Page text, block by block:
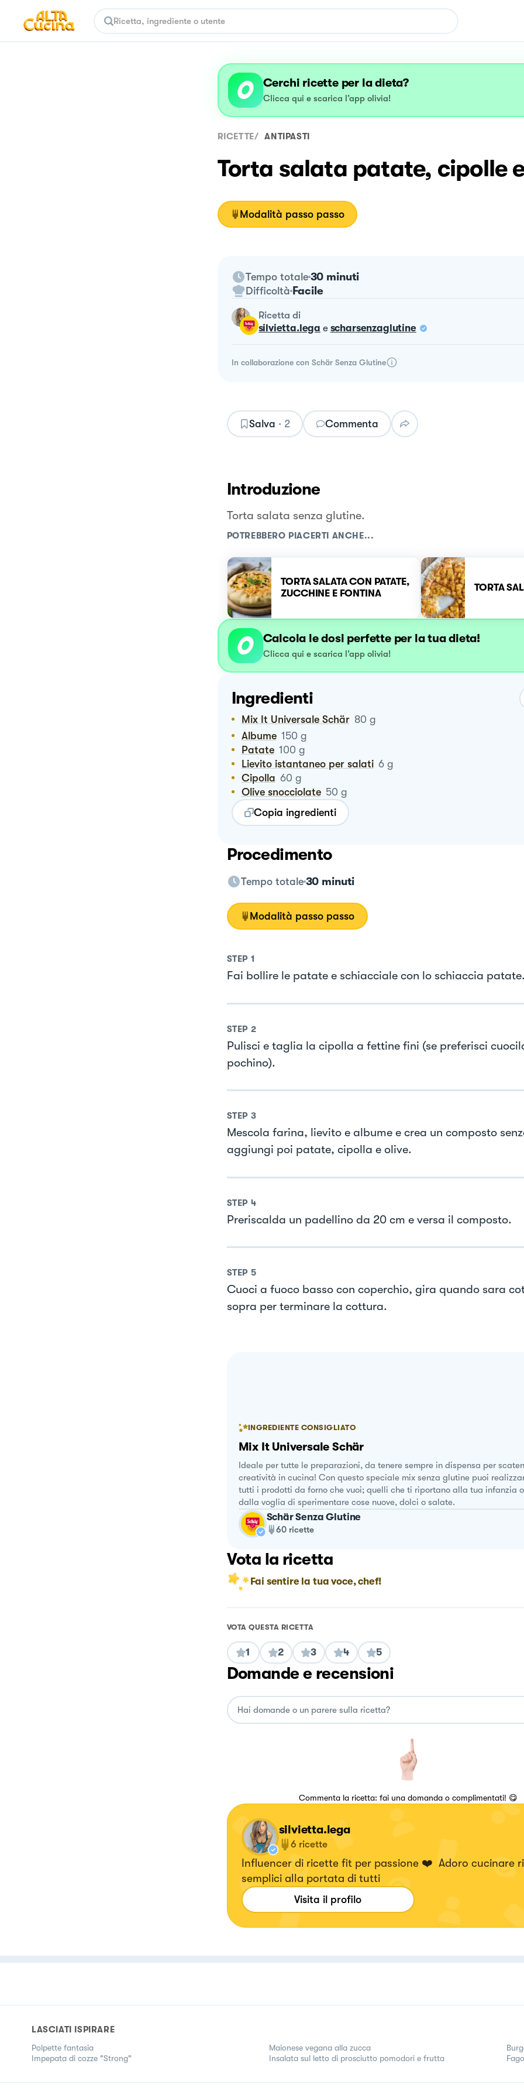
Cerchi ricette per la dieta?
Clicca qui e scarica l’app olivia!
RICETTE/ ANTIPASTI
Torta salata patate, cipolle
Modalità passo passo
Tempo totale 30 minuti
Difficoltà Facile
ricetta di
silvietta.lega e scharsenzaglutine
In collaborazione con Schär Senza Glutine
Salva · 2 Commenta
Introduzione
Torta salata senza glutine.
POTREBBERO PIACERTI ANCHE...
TORTA SALATA CON PATATE,
ZUCCHINE E FONTINA
TORTA
Calcola le dosi perfette per la tua dieta!
Clicca qui e scarica l’app olivia!
Ingredienti
Mix It Universale Schär 80 g
Albume 150 g
Patate 100 g
Lievito istantaneo per salati 6 g
Cipolla 60 g
Olive snocciolate 50 g
Copia ingredienti
Procedimento
Tempo totale 30 minuti
Modalità passo passo
STEP 1
Fai bollire le patate e schiacciale con lo schiaccia patate.
STEP 2
Pulisci e taglia la cipolla a fettine fini (se preferisci
pochino).
STEP 3
Mescola farina, lievito e albume e crea un composto
aggiungi poi patate, cipolla e olive.
STEP 4
Preriscalda un padellino da 20 cm e versa il composto.
STEP 5
Cuoci a fuoco basso con coperchio, gira quando sara
sopra per terminare la cottura.
INGREDIENTE CONSIGLIATO
Mix It Universale Schär
Ideale per tutte le preparazioni, da tenere sempre in dispensa per
creatività in cucina! Con questo speciale mix senza glutine puoi
tutti i prodotti da forno che vuoi; quelli che ti riportano alla tua infanzia
dalla voglia di sperimentare cose nuove, dolci o salate.
Schär Senza Glutine
60 ricette
Vota la ricetta
Fai sentire la tua voce, chef!
VOTA QUESTA RICETTA
1 2 3 4 5
Domande e recensioni
Commenta la ricetta: fai una domanda o complimentati! 😋
silvietta.lega
6 ricette
Influencer di ricette fit per passione ❤️ Adoro cucinare
semplici alla portata di tutti
Visita il profilo
LASCIATI ISPIRARE
Polpette fantasia
Impepata di cozze "Strong"
Maionese vegana alla zucca
Insalata sul letto di prosciutto pomodori e frutta